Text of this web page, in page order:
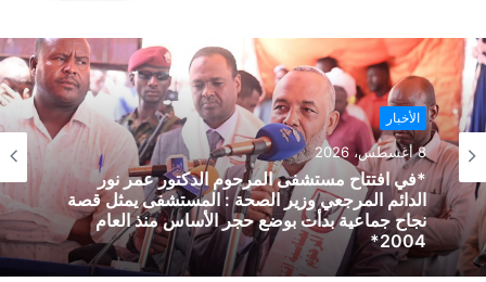
الأخبار
8 أغسطس، 2026
*في افتتاح مستشفى المرحوم الدكتور عمر نور
الدائم المرجعي وزير الصحة : المستشفى يمثل قصة
نجاح جماعية بدأت بوضع حجر الأساس منذ العام
2004*